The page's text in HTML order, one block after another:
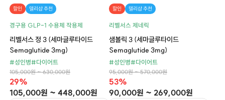
할인 델리샵 추천
경구용 GLP-1 수용체 작용제
리벨서스 정 3 (세마글루타이드
Semaglutide 3mg)
#성인병#다이어트
105,000원 ~ 630,000원
29%
105,000원 ~ 448,000원
할인 델리샵 추천
리벨서스 제네릭
샘볼릭 3 (세마글루타이드
Semaglutide 3mg)
#성인병#다이어트
95,000원 ~ 570,000원
53%
90,000원 ~ 269,000원